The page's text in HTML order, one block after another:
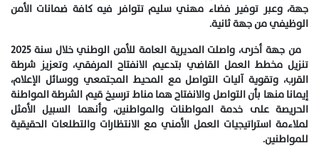
جهة، وعبر توفير فضاء مهني سليم تتوافر فيه كافة ضمانات الأمن
الوظيفي من جهة ثانية.
من جهة أخرى، واصلت المديرية العامة للأمن الوطني خلال سنة 2025
تنزيل مخطط العمل القاضي بتدعيم الانفتاح المرفقي، وتعزيز شرطة
القرب، وتقوية آليات التواصل مع المحيط المجتمعي ووسائل الإعلام،
إيمانا منها بأن التواصل والانفتاح هما مناط ترسيخ قيم الشرطة المواطنة
الحريصة على خدمة المواطنات والمواطنين، وأنهما السبيل الأمثل
لملاءمة استراتيجيات العمل الأمني مع الانتظارات والتطلعات الحقيقية
للمواطنين.